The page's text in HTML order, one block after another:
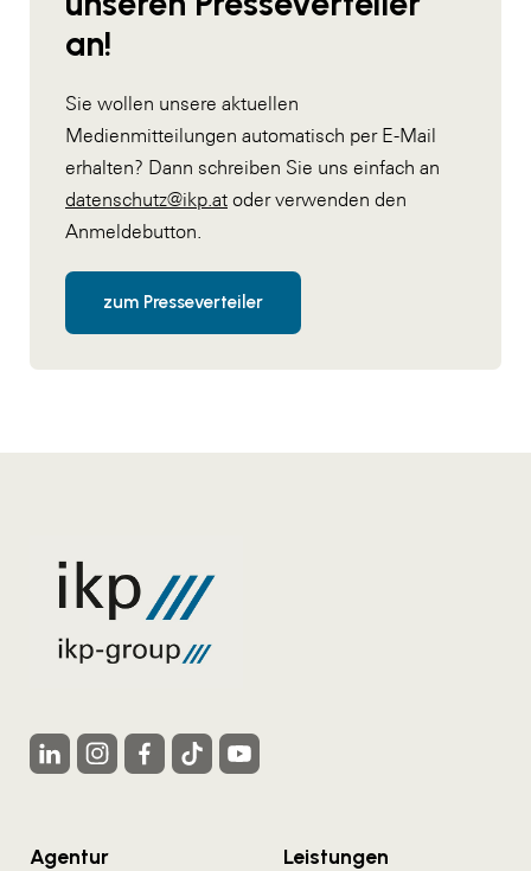
an!
Sie wollen unsere aktuellen
Medienmitteilungen automatisch per E-Mail
erhalten? Dann schreiben Sie uns einfach an
datenschutz@ikp.at oder verwenden den
Anmeldebutton.
zum Presseverteiler
Agentur
Leistungen